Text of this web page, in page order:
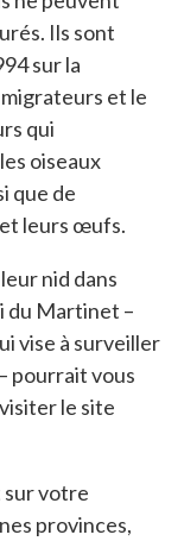
Ils sont
sur la
et le
qui
oiseaux
que de
leurs œufs.
nid dans
du Martinet –
vise à surveiller
pourrait vous
le site
sur votre
provinces,